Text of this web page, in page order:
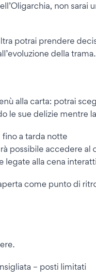
non
potrai prendere
della
alla carta: potrai
le sue delizie mentre
a tarda notte
possibile accedere
legate alla cena
come punto di
– posti limitati